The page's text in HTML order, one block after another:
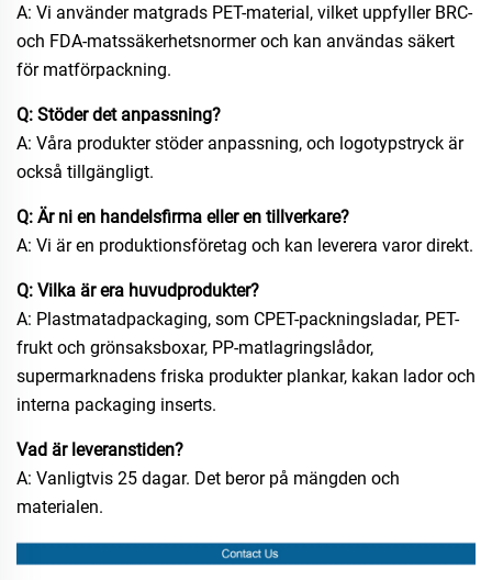
A: Vi använder matgrads PET-material, vilket uppfyller BRC-
och FDA-matssäkerhetsnormer och kan användas säkert
för matförpackning.
Q: Stöder det anpassning?
A: Våra produkter stöder anpassning, och logotypstryck är
också tillgängligt.
Q: Är ni en handelsfirma eller en tillverkare?
A: Vi är en produktionsföretag och kan leverera varor direkt.
Q: Vilka är era huvudprodukter?
A: Plastmatadpackaging, som CPET-packningsladar, PET-
frukt och grönsaksboxar, PP-matlagringslådor,
supermarknadens friska produkter plankar, kakan lador och
interna packaging inserts.
Vad är leveranstiden?
A: Vanligtvis 25 dagar. Det beror på mängden och
materialen.